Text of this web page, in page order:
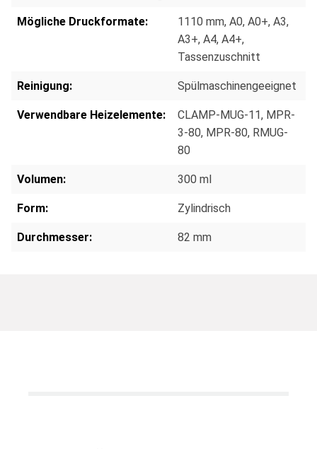
Mögliche Druckformate: 1110 mm, A0, A0+, A3,
A3+, A4, A4+,
Tassenzuschnitt
Reinigung: Spülmaschinengeeignet
Verwendbare Heizelemente: CLAMP-MUG-11, MPR-
3-80, MPR-80, RMUG-
80
Volumen: 300 ml
Form: Zylindrisch
Durchmesser: 82 mm